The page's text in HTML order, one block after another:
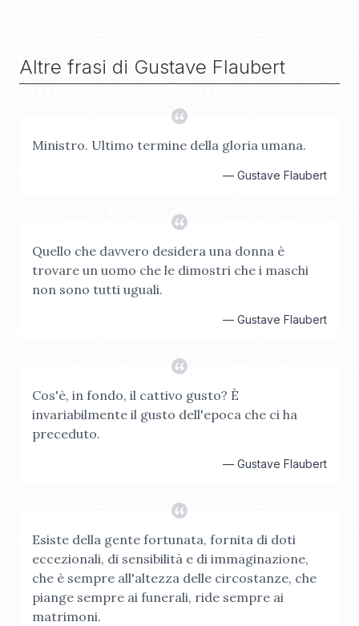
Altre frasi di Gustave Flaubert
Ministro. Ultimo termine della gloria umana.
— Gustave Flaubert
Quello che davvero desidera una donna è
trovare un uomo che le dimostri che i maschi
non sono tutti uguali.
— Gustave Flaubert
Cos'è, in fondo, il cattivo gusto? È
invariabilmente il gusto dell'epoca che ci ha
preceduto.
— Gustave Flaubert
Esiste della gente fortunata, fornita di doti
eccezionali, di sensibilità e di immaginazione,
che è sempre all'altezza delle circostanze, che
piange sempre ai funerali, ride sempre ai
matrimoni.